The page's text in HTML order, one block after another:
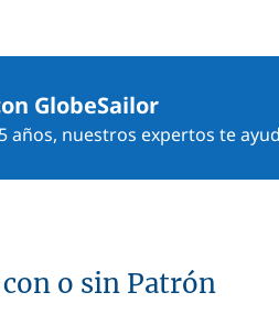
GlobeSailor
años, nuestros expertos te
o sin Patrón